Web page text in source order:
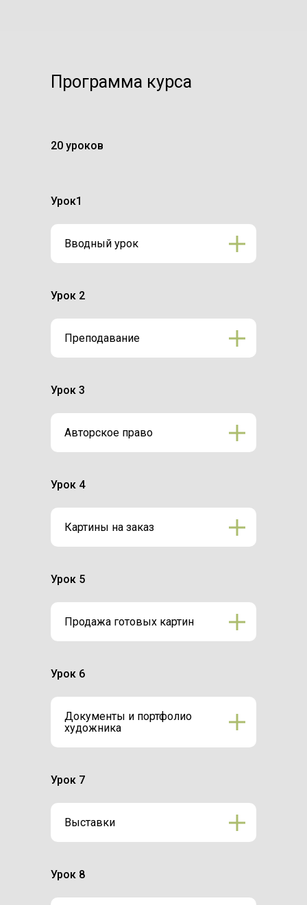
Программа курса
20 уроков
Урок1
Вводный урок
Урок 2
Преподавание
Урок 3
Авторское право
Урок 4
Картины на заказ
Урок 5
Продажа готовых картин
Урок 6
Документы и портфолио
художника
Урок 7
Выставки
Урок 8